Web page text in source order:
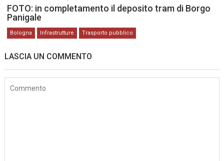
FOTO: in completamento il deposito tram di Borgo
Panigale
Bologna Infrastrutture Trasporto pubblico
LASCIA UN COMMENTO